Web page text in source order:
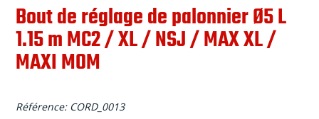
Bout de réglage de palonnier Ø5 L
1.15 m MC2 / XL / NSJ / MAX XL /
MAXI MOM
Référence: CORD_0013